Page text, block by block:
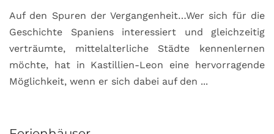
Auf den Spuren der Vergangenheit…Wer sich für die
Geschichte Spaniens interessiert und gleichzeitig
verträumte, mittelalterliche Städte kennenlernen
möchte, hat in Kastillien-Leon eine hervorragende
Möglichkeit, wenn er sich dabei auf den ...